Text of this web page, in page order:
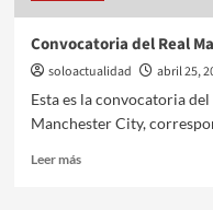
Convocatoria del Real
soloactualidad abril 25,
Esta es la convocatoria
Manchester City,
Leer más